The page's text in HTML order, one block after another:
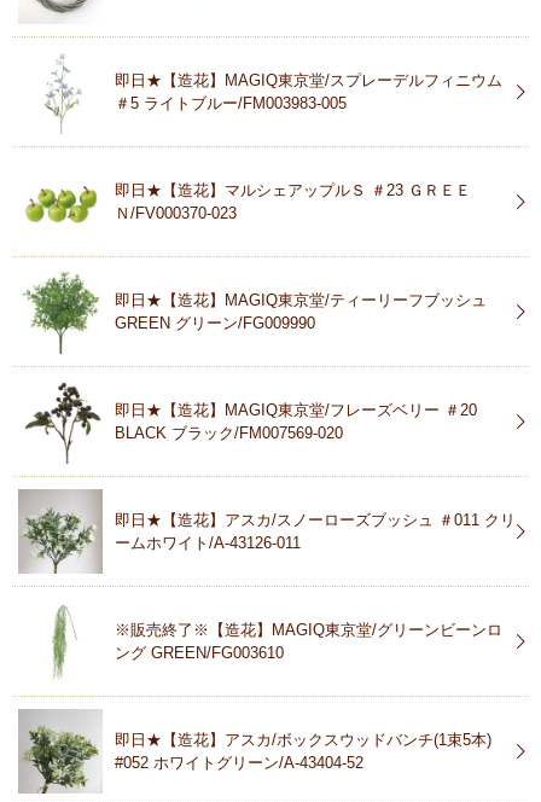
即日★【造花】MAGIQ東京堂/スプレーデルフィニウム
＃5 ライトブルー/FM003983-005
即日★【造花】マルシェアップルＳ ＃23 ＧＲＥＥ
Ｎ/FV000370-023
即日★【造花】MAGIQ東京堂/ティーリーフブッシュ
GREEN グリーン/FG009990
即日★【造花】MAGIQ東京堂/フレーズベリー ＃20
BLACK ブラック/FM007569-020
即日★【造花】アスカ/スノーローズブッシュ ＃011 クリ
ームホワイト/A-43126-011
※販売終了※【造花】MAGIQ東京堂/グリーンビーンロ
ング GREEN/FG003610
即日★【造花】アスカ/ボックスウッドバンチ(1束5本)
#052 ホワイトグリーン/A-43404-52